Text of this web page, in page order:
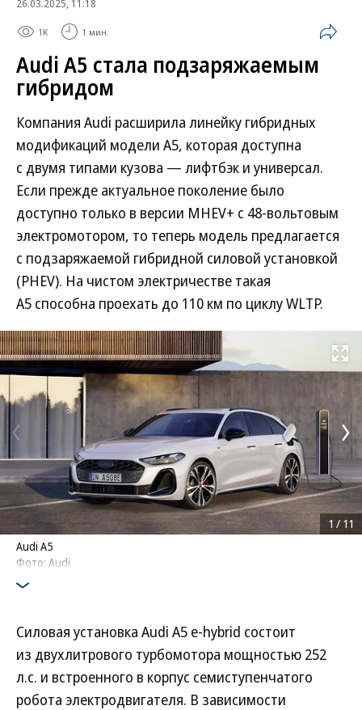
26.03.2025, 11:18
1K 1 мин.
Audi A5 стала подзаряжаемым
гибридом
Компания Audi расширила линейку гибридных
модификаций модели A5, которая доступна
с двумя типами кузова — лифтбэк и универсал.
Если прежде актуальное поколение было
доступно только в версии MHEV+ с 48-вольтовым
электромотором, то теперь модель предлагается
с подзаряжаемой гибридной силовой установкой
(PHEV). На чистом электричестве такая
A5 способна проехать до 110 км по циклу WLTP.
Развернуть
Audi A5
Фото: Audi
1 / 11
Силовая установка Audi A5 e-hybrid состоит
из двухлитрового турбомотора мощностью 252
л.с. и встроенного в корпус семиступенчатого
робота электродвигателя. В зависимости